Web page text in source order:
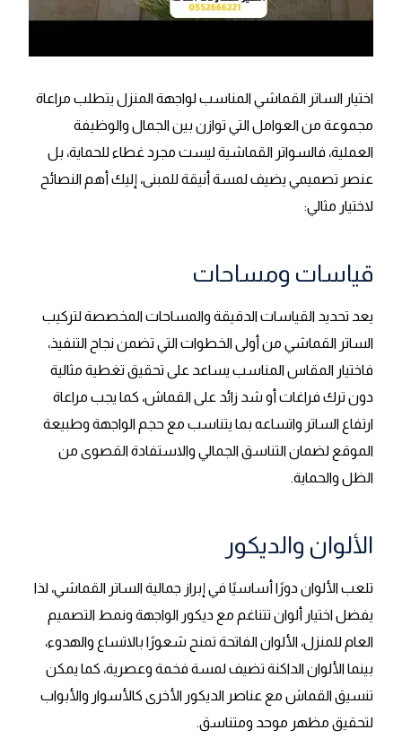
اختيار الساتر القماشي المناسب لواجهة المنزل يتطلب مراعاة
مجموعة من العوامل التي توازن بين الجمال والوظيفة
العملية، فالسواتر القماشية ليست مجرد غطاء للحماية، بل
عنصر تصميمي يضيف لمسة أنيقة للمبنى، إليك أهم النصائح
لاختيار مثالي:
قياسات ومساحات
يعد تحديد القياسات الدقيقة والمساحات المخصصة لتركيب
الساتر القماشي من أولى الخطوات التي تضمن نجاح التنفيذ،
فاختيار المقاس المناسب يساعد على تحقيق تغطية مثالية
دون ترك فراغات أو شد زائد على القماش، كما يجب مراعاة
ارتفاع الساتر واتساعه بما يتناسب مع حجم الواجهة وطبيعة
الموقع لضمان التناسق الجمالي والاستفادة القصوى من
الظل والحماية.
الألوان والديكور
تلعب الألوان دورًا أساسيًا في إبراز جمالية الساتر القماشي، لذا
يفضل اختيار ألوان تتناغم مع ديكور الواجهة ونمط التصميم
العام للمنزل، الألوان الفاتحة تمنح شعورًا بالاتساع والهدوء،
بينما الألوان الداكنة تضيف لمسة فخمة وعصرية، كما يمكن
تنسيق القماش مع عناصر الديكور الأخرى كالأسوار والأبواب
لتحقيق مظهر موحد ومتناسق.